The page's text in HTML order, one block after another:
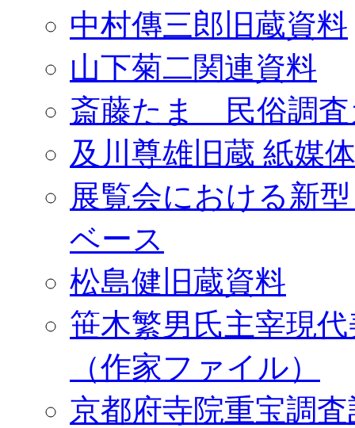
中村傳三郎旧蔵資料
山下菊二関連資料
斎藤たま 民俗調査
及川尊雄旧蔵 紙媒
展覧会における新
ベース
松島健旧蔵資料
笹木繁男氏主宰現
（作家ファイル）
京都府寺院重宝調